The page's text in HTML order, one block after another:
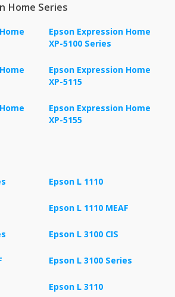
Home Series
Epson Expression Home
XP-5100 Series
Epson Expression Home
XP-5115
Epson Expression Home
XP-5155
Epson L 1110
Epson L 1110 MEAF
Epson L 3100 CIS
Epson L 3100 Series
Epson L 3110